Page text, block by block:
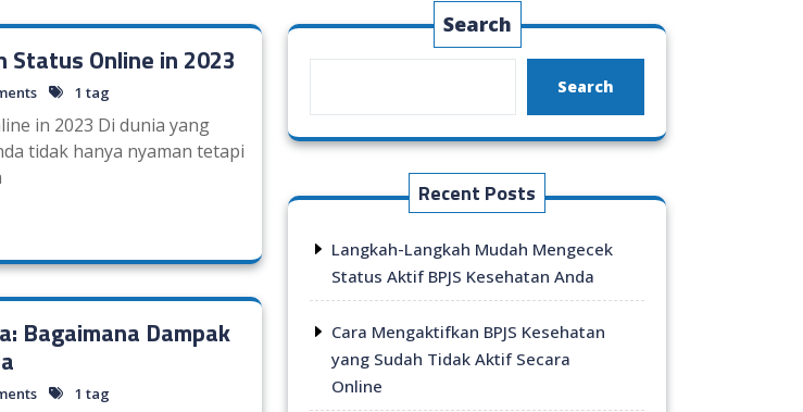
Status Online in 2023
1 tag
in 2023 Di dunia yang
tidak hanya nyaman tetapi
Bagaimana Dampak
1 tag
Search
Search
Recent Posts
Langkah-Langkah Mudah Mengecek
Status Aktif BPJS Kesehatan Anda
Cara Mengaktifkan BPJS Kesehatan
yang Sudah Tidak Aktif Secara
Online